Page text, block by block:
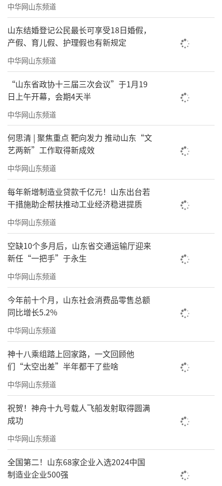
怡，其色彩搭配鲜艳明丽且相得益彰。于细腻
勾勒喜鹊灵动之姿与柿子鲜活之态时，仍不失
笔墨的豪放洒脱韵味。尤其在描绘鸟时运用工
笔技法，细致入微，将喜鹊登枝的鲜活场景栩
栩如生地展现于眼前，扎实深厚且娴熟高超的
绘画功底展露无遗。”再题上诸如“事事如
意”“喜事连连”“喜鹊登枝好运来”“鹊登
高枝化吉祥”等字句，令画面满溢祥瑞之气，
倾诉着对美好生活的憧憬与祝愿。这些画作不
仅是艺术的瑰宝，更是中华民族传统文化里对
幸福不懈追求的生动映照，于岁月的长河中熠
熠生辉，传递着永恒的美好与希望。
《事事皆如意》45cmx98cm
中华网山东频道
山东结婚登记公民最长可享受18日婚假，
产假、育儿假、护理假也有新规定
中华网山东频道
“山东省政协十三届三次会议”于1月19
日上午开幕，会期4天半
中华网山东频道
何思清 | 聚焦重点 靶向发力 推动山东“文
艺两新”工作取得新成效
中华网山东频道
每年新增制造业贷款千亿元！山东出台若
干措施助企帮扶推动工业经济稳进提质
中华网山东频道
空缺10个多月后，山东省交通运输厅迎来
新任“一把手”于永生
中华网山东频道
今年前十个月，山东社会消费品零售总额
同比增长5.2%
中华网山东频道
神十八乘组踏上回家路，一文回顾他
们“太空出差”半年都干了些啥
中华网山东频道
祝贺！神舟十九号载人飞船发射取得圆满
成功
中华网山东频道
全国第二！山东68家企业入选2024中国
制造业企业500强